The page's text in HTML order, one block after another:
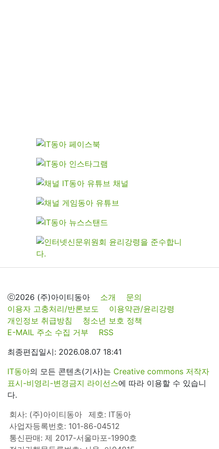
ⓒ2026 (주)아이티동아 소개
문의
이용자 고충처리/반론보도
이용약관/윤리강령
개인정보 취급방침
청소년 보호 정책
E-MAIL 주소 수집 거부
RSS
최종편집일시: 2026.08.07 18:41
IT동아의 모든 콘텐츠(기사)는 Creative commons 저작자
표시-비영리-변경금지 라이선스에 따라 이용할 수 있습니
다.
회사: (주)아이티동아
제호: IT동아
사업자등록번호: 101-86-04512
통신판매: 제 2017-서울마포-1990호